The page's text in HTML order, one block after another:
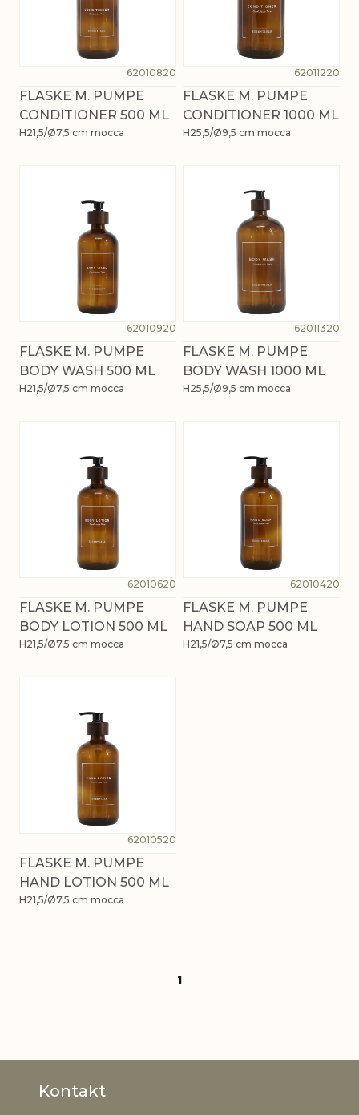
62010820
FLASKE M. PUMPE
CONDITIONER 500 ML
H21,5/Ø7,5 cm mocca
62011220
FLASKE M. PUMPE
CONDITIONER 1000 ML
H25,5/Ø9,5 cm mocca
62010920
FLASKE M. PUMPE
BODY WASH 500 ML
H21,5/Ø7,5 cm mocca
62011320
FLASKE M. PUMPE
BODY WASH 1000 ML
H25,5/Ø9,5 cm mocca
62010620
FLASKE M. PUMPE
BODY LOTION 500 ML
H21,5/Ø7,5 cm mocca
62010420
FLASKE M. PUMPE
HAND SOAP 500 ML
H21,5/Ø7,5 cm mocca
62010520
FLASKE M. PUMPE
HAND LOTION 500 ML
H21,5/Ø7,5 cm mocca
1
Kontakt